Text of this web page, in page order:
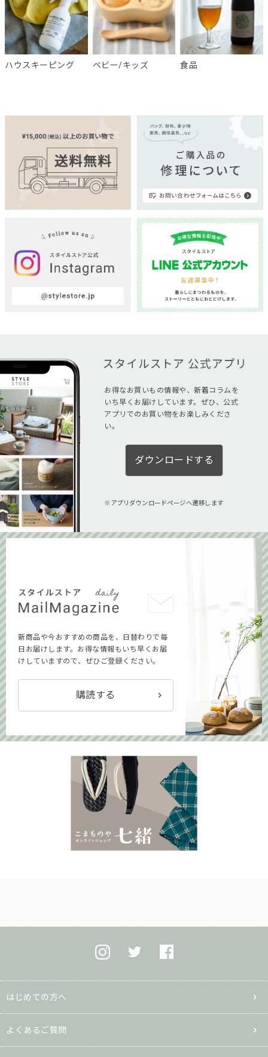
ハウスキーピング ベビー/キッズ 食品
お得なお買いもの情報や、新着コラムを
いち早くお届けしています。ぜひ、公式
アプリでのお買い物をお楽しみくださ
い。
ダウンロードする
アプリダウンロードページへ遷移します
新商品や今おすすめの商品を、日替わりで毎
日お届けします。お得な情報もいち早くお届
けしていますので、ぜひご登録ください。
購読する
はじめての方へ
よくあるご質問